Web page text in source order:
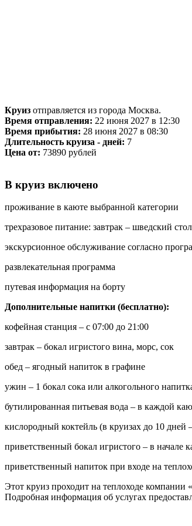
Круиз отправляется из города Москва.
Время отправления: 22 июня 2027 в 12:30
Время прибытия: 28 июня 2027 в 08:30
Длительность круиза - дней: 7
Цена от: 73890 рублей
В круиз включено
проживание в каюте выбранной категории
трехразовое питание: завтрак – шведский
экскурсионное обслуживание согласно
развлекательная программа
путевая информация на борту
Дополнительные напитки (бесплатно):
кофейная станция – с 07:00 до 21:00
завтрак – бокал игристого вина, морс, сок
обед – ягодный напиток в графине
ужин – 1 бокал сока или алкогольного
бутилированная питьевая вода – в каждой
кислородный коктейль (в круизах до 10
приветственный бокал игристого – в начале
приветственный напиток при входе на
Этот круиз проходит на теплоходе компании
Подробная информация об услугах